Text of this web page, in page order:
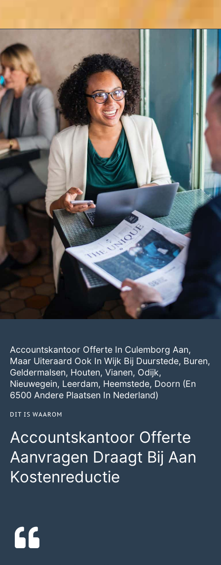
Accountskantoor Offerte In Culemborg Aan,
Maar Uiteraard Ook In Wijk Bij Duurstede, Buren,
Geldermalsen, Houten, Vianen, Odijk,
Nieuwegein, Leerdam, Heemstede, Doorn (en
6500 Andere Plaatsen In Nederland)
DIT IS WAAROM
Accountskantoor Offerte
Aanvragen Draagt Bij Aan
Kostenreductie